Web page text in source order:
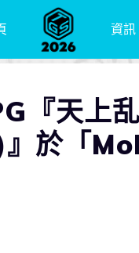
資訊
『天上
於「